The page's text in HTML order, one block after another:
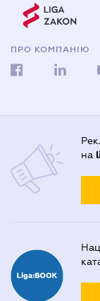
ПРО КОМПАНІЮ
на